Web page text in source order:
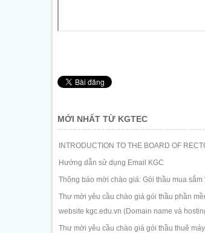
MỚI NHẤT TỪ KGTEC
INTRODUCTION TO THE BOARD OF
Hướng dẫn sử dụng Email KGC
Thông báo mời chào giá: Gói thầu mua
Thư mời yêu cầu chào giá gói thầu phần
website kgc.edu.vn (Domain name và
Thư mời yêu cầu chào giá gói thầu thuê